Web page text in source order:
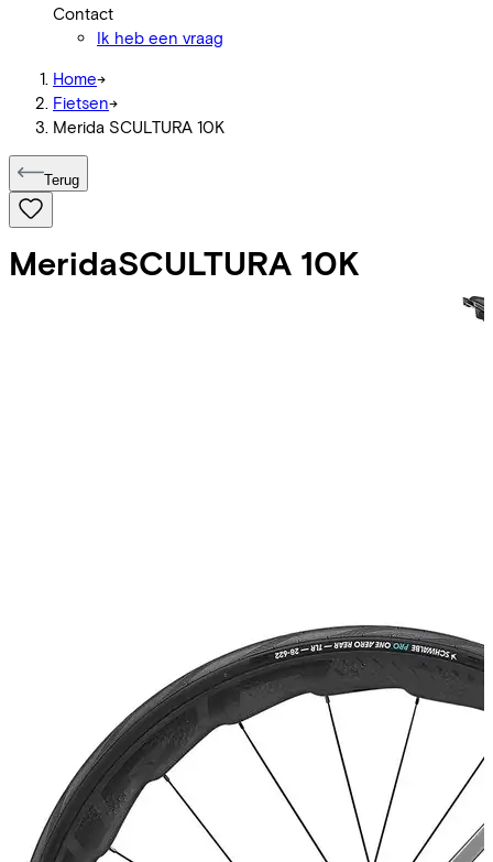
Contact
Ik heb een vraag
Home->
Fietsen->
Merida SCULTURA 10K
Terug
MeridaSCULTURA 10K